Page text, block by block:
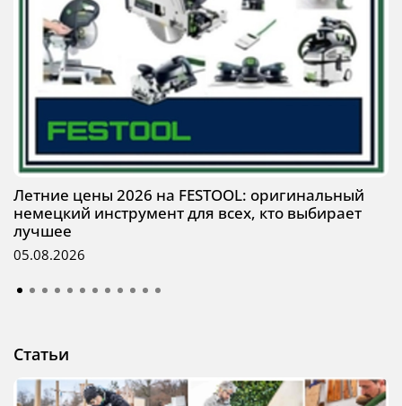
Летние цены 2026 на FESTOOL: оригинальный
немецкий инструмент для всех, кто выбирает
лучшее
05.08.2026
Статьи